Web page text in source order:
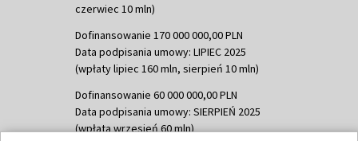
czerwiec 10 mln)
Dofinansowanie 170 000 000,00 PLN
Data podpisania umowy: LIPIEC 2025
(wpłaty lipiec 160 mln, sierpień 10 mln)
Dofinansowanie 60 000 000,00 PLN
Data podpisania umowy: SIERPIEŃ 2025
(wpłata wrzesień 60 mln)